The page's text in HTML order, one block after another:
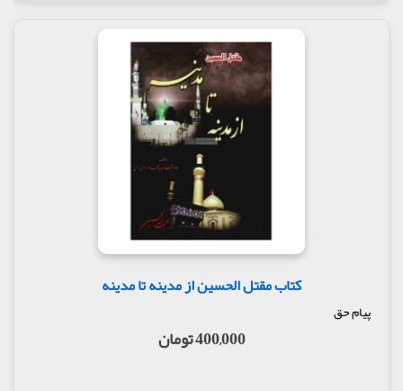
کتاب مقتل الحسین از مدینه تا مدینه
پیام حق
400,000 تومان